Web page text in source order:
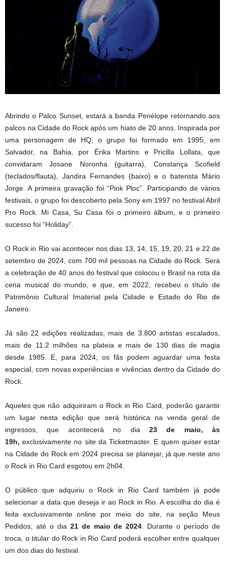
Abrindo o Palco Sunset, estará a banda Penélope retornando aos
palcos na Cidade do Rock após um hiato de 20 anos. Inspirada por
uma personagem de HQ, o grupo foi formado em 1995, em
Salvador, na Bahia, por Érika Martins e Pricilla Lollata, que
convidaram Josane Noronha (guitarra), Constança Scofield
(teclados/flauta), Jandira Fernandes (baixo) e o baterista Mário
Jorge. A primeira gravação foi “Pink Ploc”. Participando de vários
festivais, o grupo foi descoberto pela Sony em 1997 no festival Abril
Pro Rock. Mi Casa, Su Casa foi o primeiro álbum, e o primeiro
sucesso foi “Holiday”.
O Rock in Rio vai acontecer nos dias 13, 14, 15, 19, 20, 21 e 22 de
setembro de 2024, com 700 mil pessoas na Cidade do Rock. Será
a celebração de 40 anos do festival que colocou o Brasil na rota da
cena musical do mundo, e que, em 2022, recebeu o título de
Patrimônio Cultural Imaterial pela Cidade e Estado do Rio de
Janeiro.
Já são 22 edições realizadas, mais de 3.800 artistas escalados,
mais de 11.2 milhões na plateia e mais de 130 dias de magia
desde 1985. E, para 2024, os fãs podem aguardar uma festa
especial, com novas experiências e vivências dentro da Cidade do
Rock.
Aqueles que não adquiriram o Rock in Rio Card, poderão garantir
um lugar nesta edição que será histórica na venda geral de
ingressos, que acontecerá no dia23 de maio, às
19h, exclusivamente no site da Ticketmaster. E quem quiser estar
na Cidade do Rock em 2024 precisa se planejar, já que neste ano
o Rock in Rio Card esgotou em 2h04.
O público que adquiriu o Rock in Rio Card também já pode
selecionar a data que deseja ir ao Rock in Rio. A escolha do dia é
feita exclusivamente online por meio do site, na seção Meus
Pedidos, até o dia 21 de maio de 2024. Durante o período de
troca, o titular do Rock in Rio Card poderá escolher entre qualquer
um dos dias do festival.